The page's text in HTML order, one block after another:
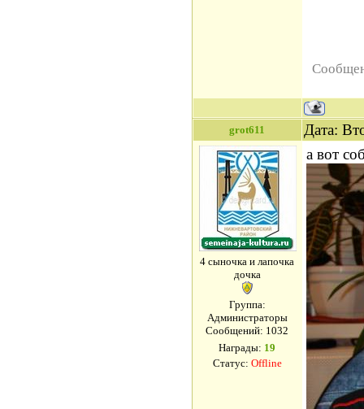
grot611 Дата:
4 сыночка и лапочка
дочка
Группа:
Администраторы
Сообщений: 1032
Награды: 19
Статус: Offline
а вот